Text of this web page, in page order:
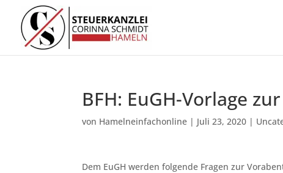
BFH: EuGH-Vorlage
von Hamelneinfachonline | Juli 23, 2020 |
Dem EuGH werden folgende Fragen zur